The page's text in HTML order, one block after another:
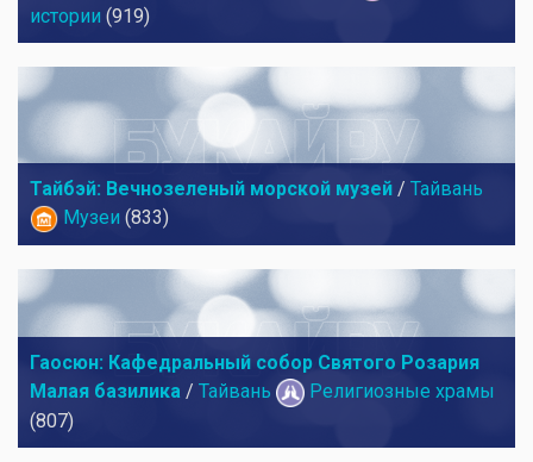
истории (919)
Тайбэй: Вечнозеленый морской музей / Тайвань
Музеи (833)
Гаосюн: Кафедральный собор Святого Розария
Малая базилика / Тайвань
Религиозные храмы
(807)